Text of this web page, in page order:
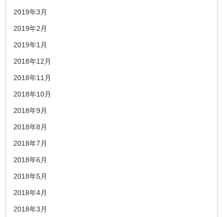
2019年3月
2019年2月
2019年1月
2018年12月
2018年11月
2018年10月
2018年9月
2018年8月
2018年7月
2018年6月
2018年5月
2018年4月
2018年3月